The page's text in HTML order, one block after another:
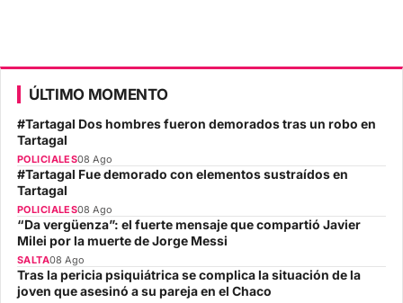
ÚLTIMO MOMENTO
#Tartagal Dos hombres fueron demorados tras un robo en
Tartagal
POLICIALES08 Ago
#Tartagal Fue demorado con elementos sustraídos en
Tartagal
POLICIALES08 Ago
“Da vergüenza”: el fuerte mensaje que compartió Javier
Milei por la muerte de Jorge Messi
SALTA08 Ago
Tras la pericia psiquiátrica se complica la situación de la
joven que asesinó a su pareja en el Chaco